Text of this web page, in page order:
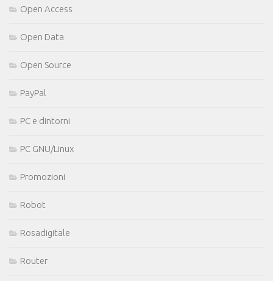
Open Access
Open Data
Open Source
PayPal
PC e dintorni
PC GNU/Linux
Promozioni
Robot
Rosadigitale
Router